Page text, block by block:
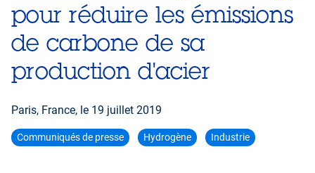
pour réduire les émissions
de carbone de sa
production d'acier
Paris, France, le 19 juillet 2019
Communiqués de presse Hydrogène Industrie